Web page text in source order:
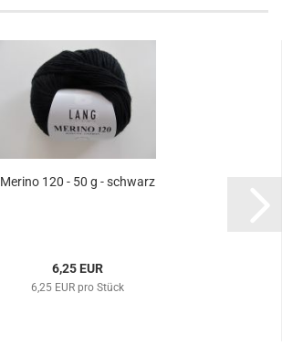
Merino 120 - 50 g - schwarz
6,25 EUR
6,25 EUR pro Stück